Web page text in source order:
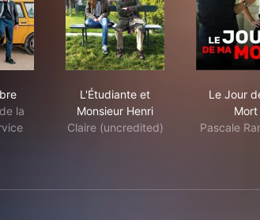
la
L'Étudiante et
Monsieur Henri
Claire (uncredited)
Le Jour
Mort
Pascale